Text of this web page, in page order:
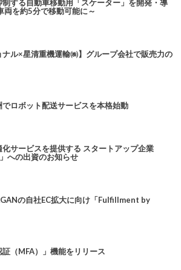
する自動車移動用「スケーター」を開発・導
両を約5分で移動可能に～
ナル×星清重機運輸㈱】グループ会社で販売力の
ロボット配送サービスを本格始動
サービスを提供する スタートアップ企業
への出資のお知らせ
の自社EC拡大に向け「Fulfillment by
（MFA）」機能をリリース